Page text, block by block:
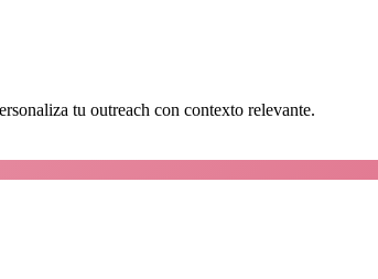
tu outreach con contexto relevante.